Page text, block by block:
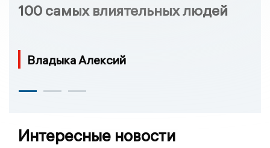
100 самых влиятельных людей
Владыка Алексий
Интересные новости